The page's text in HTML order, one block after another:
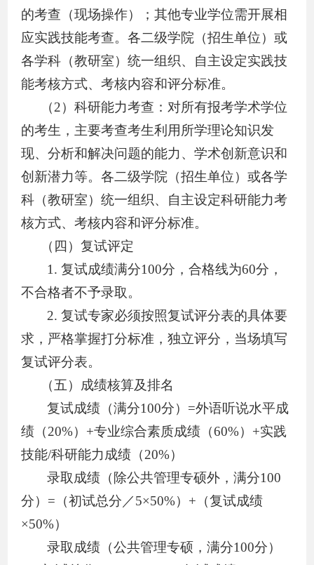
的考查（现场操作）；其他专业学位需开展相
应实践技能考查。各二级学院（招生单位）或
各学科（教研室）统一组织、自主设定实践技
能考核方式、考核内容和评分标准。
（2）科研能力考查：对所有报考学术学位
的考生，主要考查考生利用所学理论知识发
现、分析和解决问题的能力、学术创新意识和
创新潜力等。各二级学院（招生单位）或各学
科（教研室）统一组织、自主设定科研能力考
核方式、考核内容和评分标准。
（ 四 ）复试评定
1.复试成绩满分100分，合格线为60分，
不合格者不予录取。
2.复试专家必须按照复试评分表的具体要
求，严格掌握打分标准，独立评分，当场填写
复试评分表。
（五）成绩核算及排名
复试成绩（满分100分） =外语听说水平成
绩（20%） +专业综合素质成绩（60%） +实践
技能/科研能力成绩（20%）
录取成绩（除公共管理专硕外，满分100
分） = （初试总分／5×50%） + （复试成绩
×50%）
录取成绩（公共管理专硕，满分100分）